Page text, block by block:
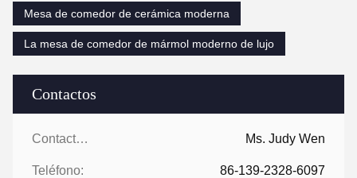
Contactos
Contactos: Ms. Judy Wen
Teléfono: 86-139-2328-6097
Mesa de comedor de cerámica moderna
La mesa de comedor de mármol moderno de lujo